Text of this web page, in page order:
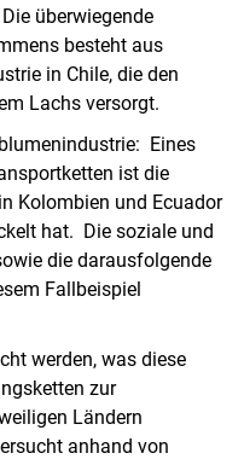
überwiegende
besteht aus
in Chile, die den
Lachs versorgt.
Eines
ist die
Kolombien und Ecuador
hat. Die soziale und
die darausfolgende
Fallbeispiel
werden, was diese
zur
Ländern
anhand von